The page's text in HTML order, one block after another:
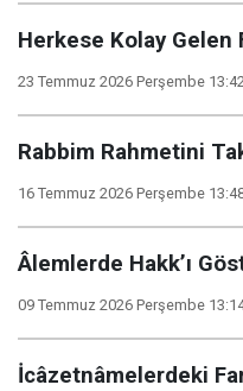
Herkese Kolay Gelen
23 Temmuz 2026 Perşembe
Rabbim Rahmetini
16 Temmuz 2026 Perşembe
Âlemlerde Hakk’ı
09 Temmuz 2026 Perşembe
İcâzetnâmelerdeki